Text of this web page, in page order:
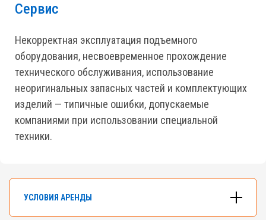
Сервис
Некорректная эксплуатация подъемного
оборудования, несвоевременное прохождение
технического обслуживания, использование
неоригинальных запасных частей и комплектующих
изделий — типичные ошибки, допускаемые
компаниями при использовании специальной
техники.
УСЛОВИЯ АРЕНДЫ